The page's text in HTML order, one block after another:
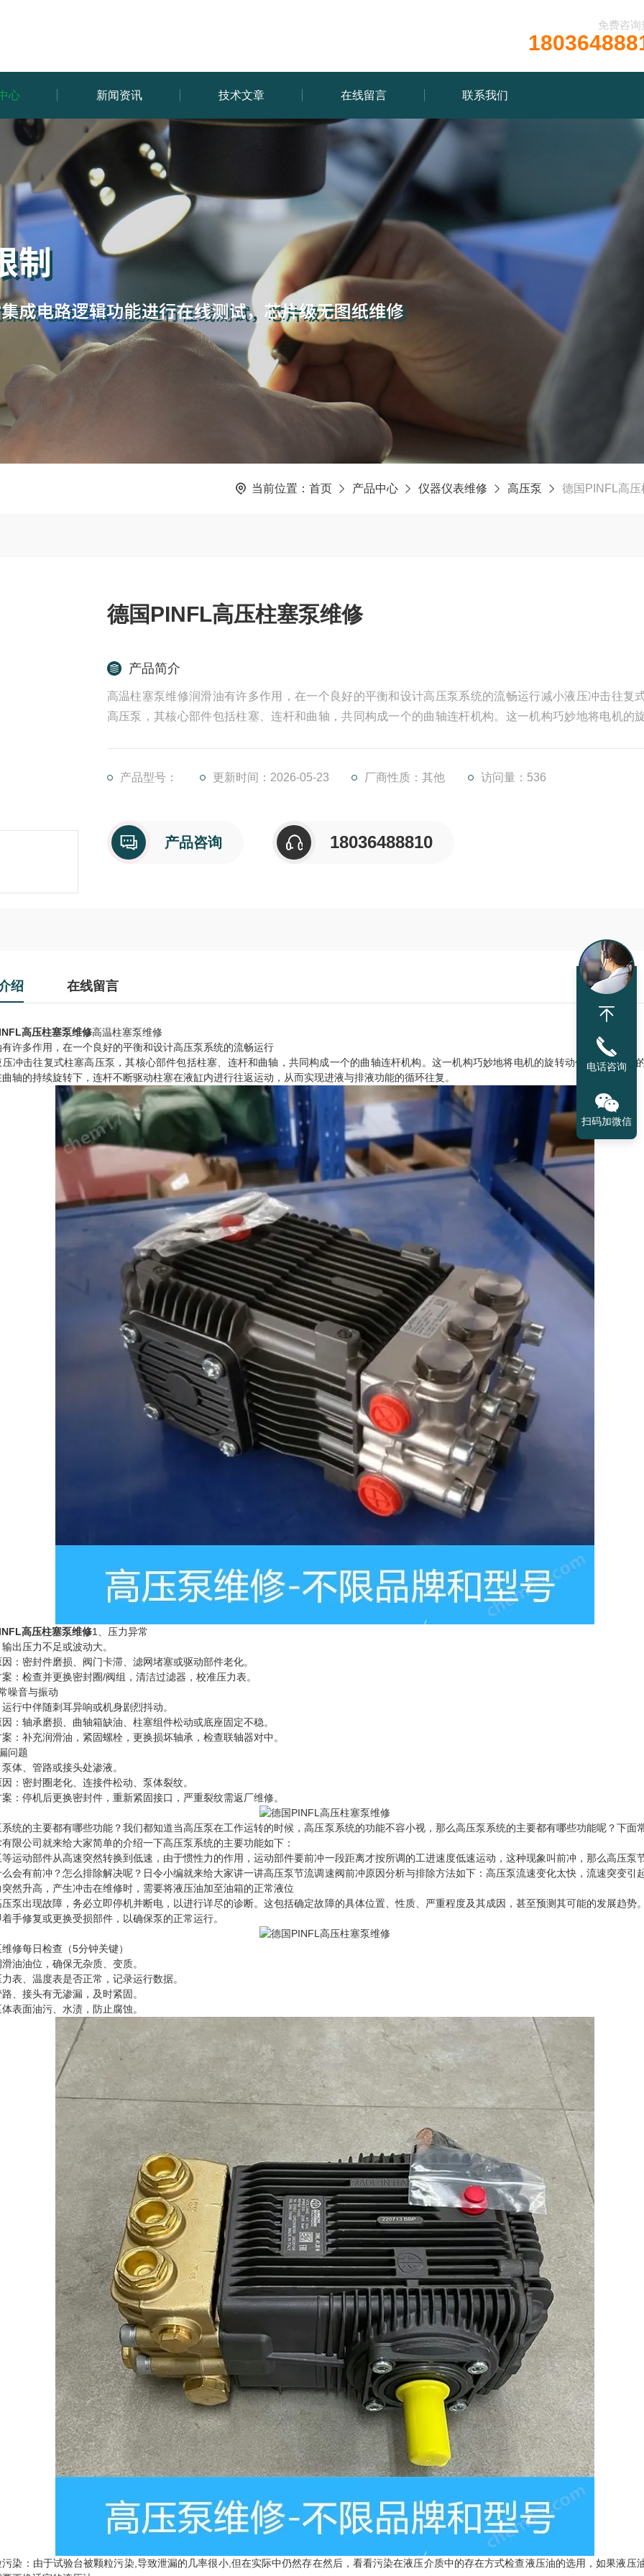
免费咨询
心 新闻资讯 技术文章 在线留言 联系我们
当前位置： 首页 产品中心 仪器仪表维修 高压泵 德国PINFL高
德国PINFL高压柱塞泵维修
产品简介
高温柱塞泵维修润滑油有许多作用，在一个良好的平衡和设计高压泵系统的流畅运行减小液压冲击往复
高压泵，其核心部件包括柱塞、连杆和曲轴，共同构成一个的曲轴连杆机构。这一机构巧妙地将电机的
产品型号： 更新时间：2026-05-23 厂商性质：其他 访问量：536
产品咨询 18036488810
绍 在线留言
高压柱塞泵维修高温柱塞泵维修
许多作用，在一个良好的平衡和设计高压泵系统的流畅运行
压冲击往复式柱塞高压泵，其核心部件包括柱塞、连杆和曲轴，共同构成一个的曲轴连杆机构。这一机构巧妙地将电机的旋转动作转化为柱塞
轴的持续旋转下，连杆不断驱动柱塞在液缸内进行往返运动，从而实现进液与排液功能的循环往复。
高压柱塞泵维修1、压力异常
出压力不足或波动大。
：密封件磨损、阀门卡滞、滤网堵塞或驱动部件老化。
：检查并更换密封圈/阀组，清洁过滤器，校准压力表。
噪音与振动
行中伴随刺耳异响或机身剧烈抖动。
：轴承磨损、曲轴箱缺油、柱塞组件松动或底座固定不稳。
：补充润滑油，紧固螺栓，更换损坏轴承，检查联轴器对中。
问题
体、管路或接头处渗液。
：密封圈老化、连接件松动、泵体裂纹。
：停机后更换密封件，重新紧固接口，严重裂纹需返厂维修。
统的主要都有哪些功能？我们都知道当高压泵在工作运转的时候，高压泵系统的功能不容小视，那么高压泵系统的主要都有哪些功能呢？下面
限公司就来给大家简单的介绍一下高压泵系统的主要功能如下：
运动部件从高速突然转换到低速，由于惯性力的作用，运动部件要前冲一段距离才按所调的工进速度低速运动，这种现象叫前冲，那么高压泵
会有前冲？怎么排除解决呢？日令小编就来给大家讲一讲高压泵节流调速阀前冲原因分析与排除方法如下：高压泵流速变化太快，流速突变引
然升高，产生冲击在维修时，需要将液压油加至油箱的正常液位
泵出现故障，务必立即停机并断电，以进行详尽的诊断。这包括确定故障的具体位置、性质、严重程度及其成因，甚至预测其可能的发展趋势
手修复或更换受损部件，以确保泵的正常运行。
修每日检查（5分钟关键）
油油位，确保无杂质、变质。
表、温度表是否正常，记录运行数据。
、接头有无渗漏，及时紧固。
表面油污、水渍，防止腐蚀。
染：由于试验台被颗粒污染,导致泄漏的几率很小,但在实际中仍然存在然后，看看污染在液压介质中的存在方式检查液压油的选用，如果液压
电话咨询
扫码加微信